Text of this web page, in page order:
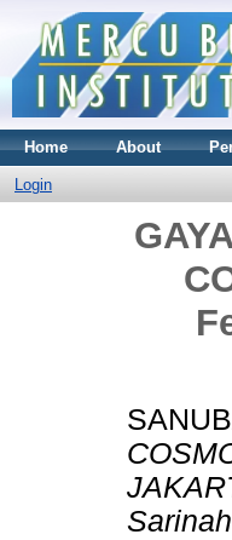
Home About
Login